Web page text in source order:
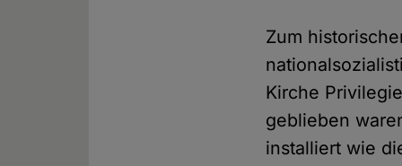
Zum
Kirche
geblieben
installiert wie